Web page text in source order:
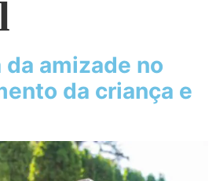
amizade no
da criança e